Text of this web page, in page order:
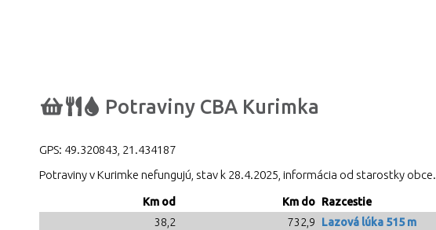
Potraviny CBA Kurimka
GPS: 49.320843 21.434187
Potraviny v Kurimke nefungujú, stav k 28.4.2025, informácia od starostky obce.
Km od Km do Razcestie
38,2
732,9 Lazová lúka 515 m